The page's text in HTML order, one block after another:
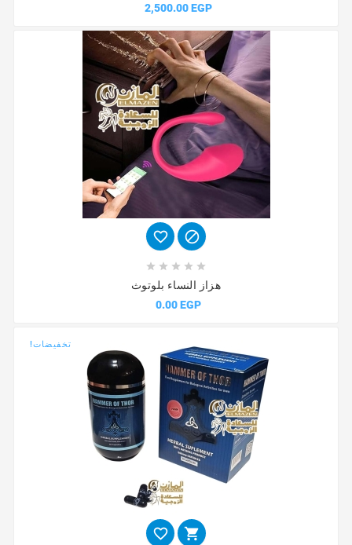
2,500.00 EGP


    
هزاز النساء بلوتوث
0.00 EGP
تخفيضات!

